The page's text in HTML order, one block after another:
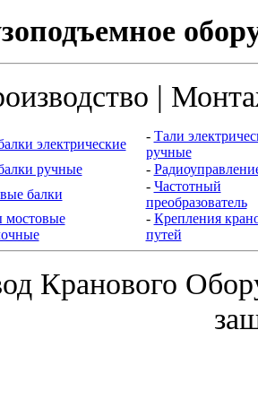
|
электрические
- Тали
ручные
ручные -
балки
- Частотный
преобразователь
мостовые
- Крепления
путей
Кранового